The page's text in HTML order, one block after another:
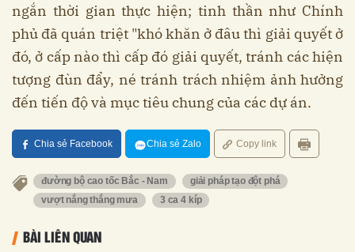
ngắn thời gian thực hiện; tinh thần như Chính
phủ đã quán triệt "khó khăn ở đâu thì giải quyết ở
đó, ở cấp nào thì cấp đó giải quyết, tránh các hiện
tượng đùn đẩy, né tránh trách nhiệm ảnh hưởng
đến tiến độ và mục tiêu chung của các dự án.
Chia sẻ Facebook Chia sẻ Zalo Copy link
đường bộ cao tốc Bắc - Nam
giải pháp tạo đột phá
vượt nắng thắng mưa
3 ca 4 kíp
BÀI LIÊN QUAN